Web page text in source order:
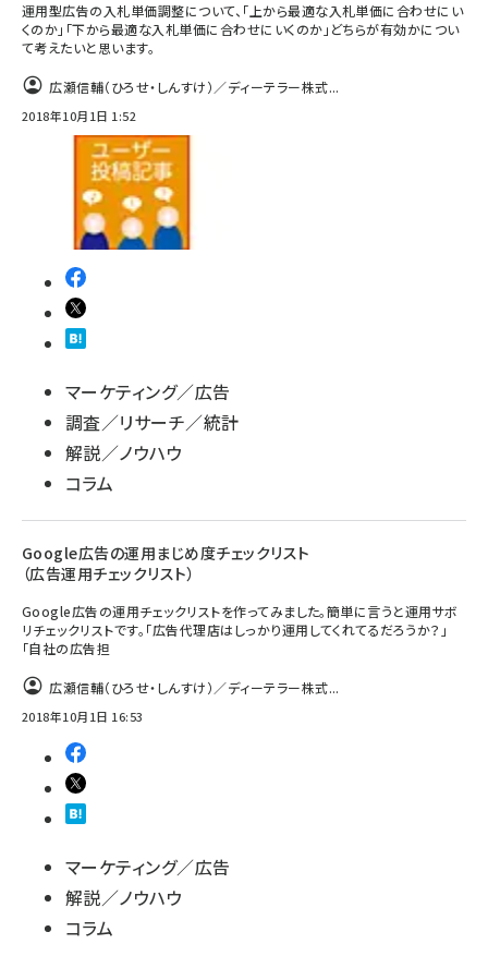
運用型広告の入札単価調整について、「上から最適な入札単価に合わせにい
くのか」「下から最適な入札単価に合わせにいくのか」どちらが有効かについ
て考えたいと思います。
広瀬信輔（ひろせ・しんすけ）／ディーテラー株式...
2018年10月1日 1:52
マーケティング／広告
調査／リサーチ／統計
解説／ノウハウ
コラム
Google広告の運用まじめ度チェックリスト
（広告運用チェックリスト）
Google広告の運用チェックリストを作ってみました。簡単に言うと運用サボ
リチェックリストです。「広告代理店はしっかり運用してくれてるだろうか？」
「自社の広告担
広瀬信輔（ひろせ・しんすけ）／ディーテラー株式...
2018年10月1日 16:53
マーケティング／広告
解説／ノウハウ
コラム